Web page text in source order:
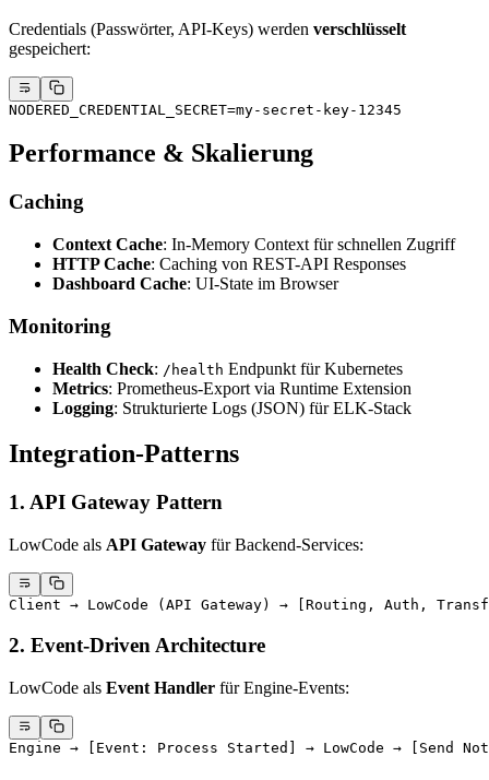
Credentials (Passwörter, API-Keys) werden verschlüsselt
gespeichert:
NODERED_CREDENTIAL_SECRET=my-secret-key-12345
Performance & Skalierung
Caching
Context Cache: In-Memory Context für schnellen Zugriff
HTTP Cache: Caching von REST-API Responses
Dashboard Cache: UI-State im Browser
Monitoring
Health Check: /health Endpunkt für Kubernetes
Metrics: Prometheus-Export via Runtime Extension
Logging: Strukturierte Logs (JSON) für ELK-Stack
Integration-Patterns
1. API Gateway Pattern
LowCode als API Gateway für Backend-Services:
Client → LowCode (API Gateway) → [Routing, Auth,
2. Event-Driven Architecture
LowCode als Event Handler für Engine-Events:
Engine → [Event: Process Started] → LowCode → [Send